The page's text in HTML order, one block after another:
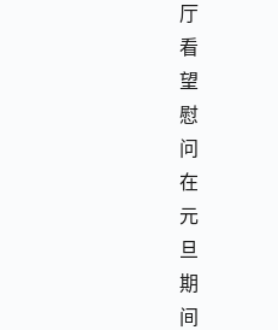
厅
看
望
慰
问
在
元
旦
期
间